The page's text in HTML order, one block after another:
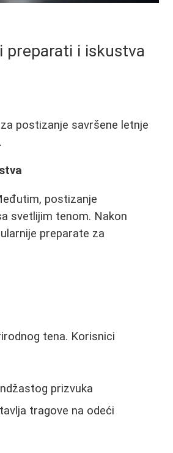
preparati i iskustva
postizanje savršene letnje
postizanje
svetlijim tenom. Nakon
preparate za
tena. Korisnici
prizvuka
tragove na odeći